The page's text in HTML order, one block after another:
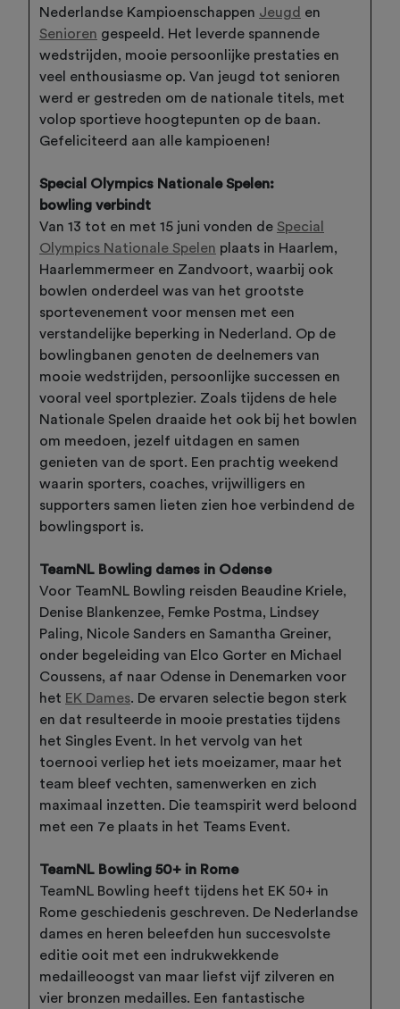
Nederlandse Kampioenschappen Jeugd en
Senioren gespeeld. Het leverde spannende
wedstrijden, mooie persoonlijke prestaties en
veel enthousiasme op. Van jeugd tot senioren
werd er gestreden om de nationale titels, met
volop sportieve hoogtepunten op de baan.
Gefeliciteerd aan alle kampioenen!
Special Olympics Nationale Spelen:
bowling verbindt
Van 13 tot en met 15 juni vonden de Special
Olympics Nationale Spelen plaats in Haarlem,
Haarlemmermeer en Zandvoort, waarbij ook
bowlen onderdeel was van het grootste
sportevenement voor mensen met een
verstandelijke beperking in Nederland. Op de
bowlingbanen genoten de deelnemers van
mooie wedstrijden, persoonlijke successen en
vooral veel sportplezier. Zoals tijdens de hele
Nationale Spelen draaide het ook bij het bowlen
om meedoen, jezelf uitdagen en samen
genieten van de sport. Een prachtig weekend
waarin sporters, coaches, vrijwilligers en
supporters samen lieten zien hoe verbindend de
bowlingsport is.
TeamNL Bowling dames in Odense
Voor TeamNL Bowling reisden Beaudine Kriele,
Denise Blankenzee, Femke Postma, Lindsey
Paling, Nicole Sanders en Samantha Greiner,
onder begeleiding van Elco Gorter en Michael
Coussens, af naar Odense in Denemarken voor
het EK Dames. De ervaren selectie begon sterk
en dat resulteerde in mooie prestaties tijdens
het Singles Event. In het vervolg van het
toernooi verliep het iets moeizamer, maar het
team bleef vechten, samenwerken en zich
maximaal inzetten. Die teamspirit werd beloond
met een 7e plaats in het Teams Event.
TeamNL Bowling 50+ in Rome
TeamNL Bowling heeft tijdens het EK 50+ in
Rome geschiedenis geschreven. De Nederlandse
dames en heren beleefden hun succesvolste
editie ooit met een indrukwekkende
medailleoogst van maar liefst vijf zilveren en
vier bronzen medailles. Een fantastische